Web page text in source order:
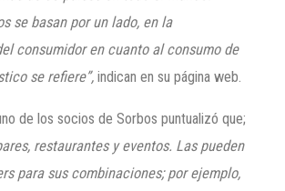
se basan por un lado, en la
consumidor en cuanto al consumo de
se refiere”, indican en su página web.
de los socios de Sorbos puntualizó que;
restaurantes y eventos. Las pueden
para sus combinaciones; por ejemplo,